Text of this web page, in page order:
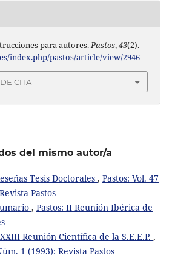
para autores.Pastos,43(2).
index.php/pastos/article/view/2946
CITA
del mismo autor/a
Tesis Doctorales , Pastos: Vol. 47
Pastos
, Pastos: II Reunión Ibérica de
Reunión Científica de la S.E.E.P. ,
1 (1993): Revista Pastos